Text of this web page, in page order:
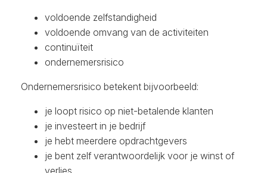
voldoende zelfstandigheid
voldoende omvang van de activiteiten
continuïteit
ondernemersrisico
Ondernemersrisico betekent bijvoorbeeld:
je loopt risico op niet-betalende klanten
je investeert in je bedrijf
je hebt meerdere opdrachtgevers
je bent zelf verantwoordelijk voor je winst of